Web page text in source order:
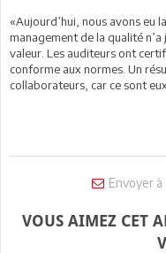
«Aujourd’hui, nous avons eu
management de la qualité
valeur. Les auditeurs ont
conforme aux normes. Un
collaborateurs, car ce sont
Envoyer à
VOUS AIMEZ CET